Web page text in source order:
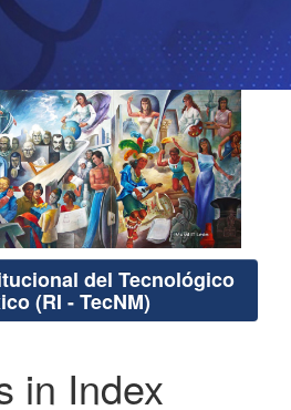
del Tecnológico
(RI - TecNM)
in Index